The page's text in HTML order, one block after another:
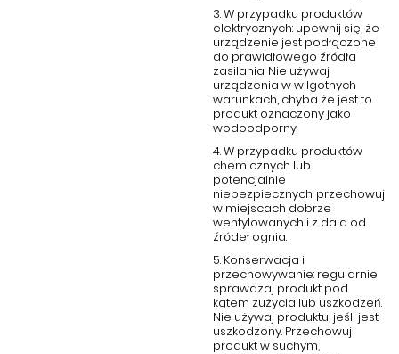
3. W przypadku produktów
elektrycznych: upewnij się, że
urządzenie jest podłączone
do prawidłowego źródła
zasilania. Nie używaj
urządzenia w wilgotnych
warunkach, chyba że jest to
produkt oznaczony jako
wodoodporny.
4. W przypadku produktów
chemicznych lub
potencjalnie
niebezpiecznych: przechowuj
w miejscach dobrze
wentylowanych i z dala od
źródeł ognia.
5. Konserwacja i
przechowywanie: regularnie
sprawdzaj produkt pod
kątem zużycia lub uszkodzeń.
Nie używaj produktu, jeśli jest
uszkodzony. Przechowuj
produkt w suchym,